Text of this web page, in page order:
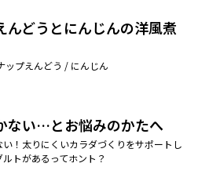
んどうとにんじんの洋風煮
ップえんどう / にんじん
ない…とお悩みのかたへ
！太りにくいカラダづくりをサポートし
トがあるってホント？